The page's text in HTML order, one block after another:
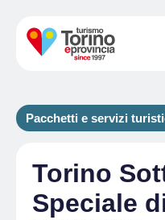
Pacchetti e servizi
Torino
Speciale